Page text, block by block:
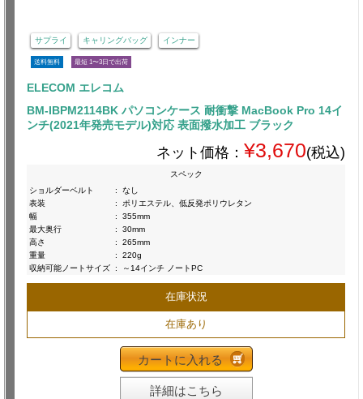
サプライ キャリングバッグ インナー
送料無料 最短 1〜3日で出荷
ELECOM エレコム
BM-IBPM2114BK パソコンケース 耐衝撃 MacBook Pro 14イ
ンチ(2021年発売モデル)対応 表面撥水加工 ブラック
ネット価格： ¥3,670(税込)
スペック
ショルダーベルト
:
なし
表装
:
ポリエステル、低反発ポリウレタン
幅
:
355mm
最大奥行
:
30mm
高さ
:
265mm
重量
:
220g
収納可能ノートサイズ : ～14インチ ノートPC
在庫状況
在庫あり
カートに入れる
詳細はこちら